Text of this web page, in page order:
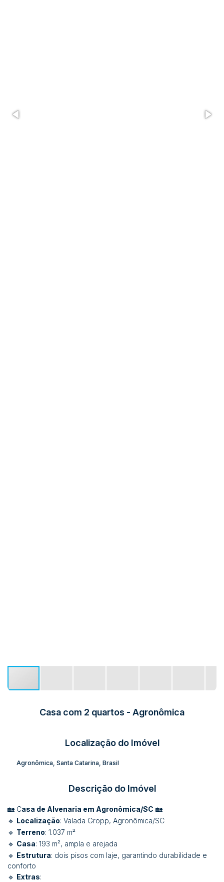
Casa com 2 quartos - Agronômica
Localização do Imóvel
Agronômica, Santa Catarina, Brasil
Descrição do Imóvel
🏡 Casa de Alvenaria em Agronômica/SC 🏡
🔹 Localização: Valada Gropp, Agronômica/SC
🔹 Terreno: 1.037 m²
🔹 Casa: 193 m², ampla e arejada
🔹 Estrutura: dois pisos com laje, garantindo durabilidade e
conforto
🔹 Extras: